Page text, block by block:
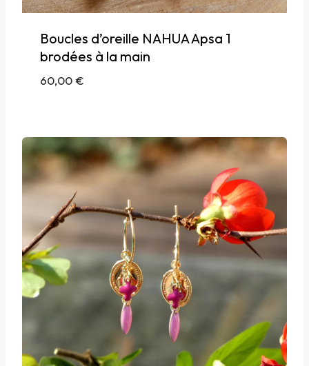
Boucles d’oreille NAHUA Apsa 1
brodées à la main
60,00€